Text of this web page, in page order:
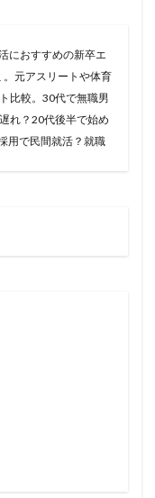
におすすめの新卒エ
元アスリートや体育
比較。30代で無職男
れ？20代後半で始め
用で民間就活？就職